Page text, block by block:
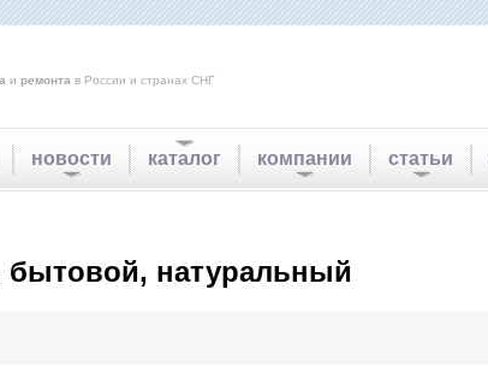
и ремонта в России и странах СНГ
новости каталог компании статьи
бытовой, натуральный